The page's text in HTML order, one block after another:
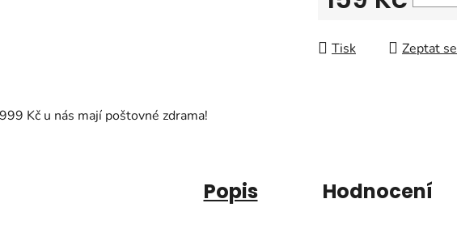
Tisk Zeptat se
Kč u nás mají poštovné zdrama!
Popis Hodnocení